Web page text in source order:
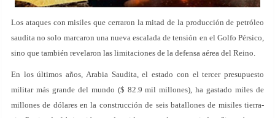
Los ataques con misiles que cerraron la mitad de la producción de petróleo
saudita no solo marcaron una nueva escalada de tensión en el Golfo Pérsico,
sino que también revelaron las limitaciones de la defensa aérea del Reino.
En los últimos años, Arabia Saudita, el estado con el tercer presupuesto
militar más grande del mundo ($ 82.9 mil millones), ha gastado miles de
millones de dólares en la construcción de seis batallones de misiles tierra-